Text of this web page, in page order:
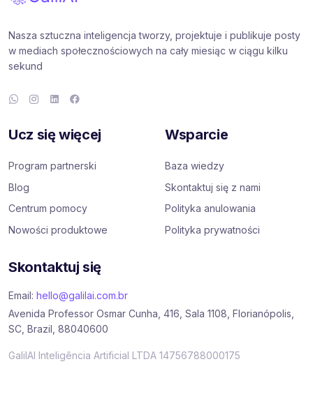
Nasza sztuczna inteligencja tworzy, projektuje i publikuje posty
w mediach społecznościowych na cały miesiąc w ciągu kilku
sekund
Ucz się więcej
Program partnerski
Blog
Centrum pomocy
Nowości produktowe
Wsparcie
Baza wiedzy
Skontaktuj się z nami
Polityka anulowania
Polityka prywatności
Skontaktuj się
Email: hello@galilai.com.br
Avenida Professor Osmar Cunha, 416, Sala 1108, Florianópolis,
SC, Brazil, 88040600
GalilAI Inteligência Artificial LTDA 14756788000175